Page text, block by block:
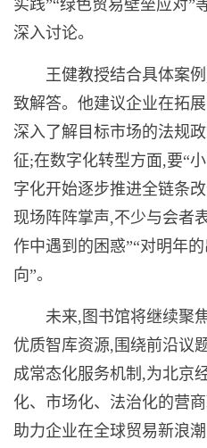
实践”“绿色贸易壁垒应对”
深入讨论。
王健教授结合具体案
致解答。他建议企业在拓
深入了解目标市场的法规
征;在数字化转型方面,要“
字化开始逐步推进全链条
现场阵阵掌声,不少与会者
作中遇到的困惑”“对明年
向”。
未来,图书馆将继续聚
优质智库资源,围绕前沿议
成常态化服务机制,为北京
化、市场化、法治化的营
助力企业在全球贸易新浪潮